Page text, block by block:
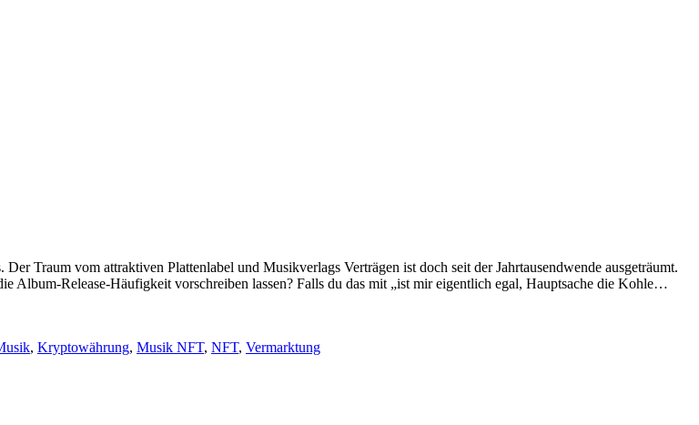
Traum vom attraktiven Plattenlabel und Musikverlags Verträgen ist doch seit der Jahrtausendwende ausgeträumt.
Album-Release-Häufigkeit vorschreiben lassen? Falls du das mit „ist mir eigentlich egal, Hauptsache die Kohle…
, Kryptowährung, Musik NFT, NFT, Vermarktung